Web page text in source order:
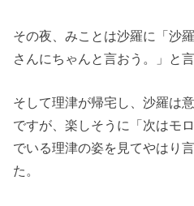
その夜、みことは沙羅に「沙
さんにちゃんと言おう。」と言
そして理津が帰宅し、沙羅は
ですが、楽しそうに「次はモ
でいる理津の姿を見てやはり
た。